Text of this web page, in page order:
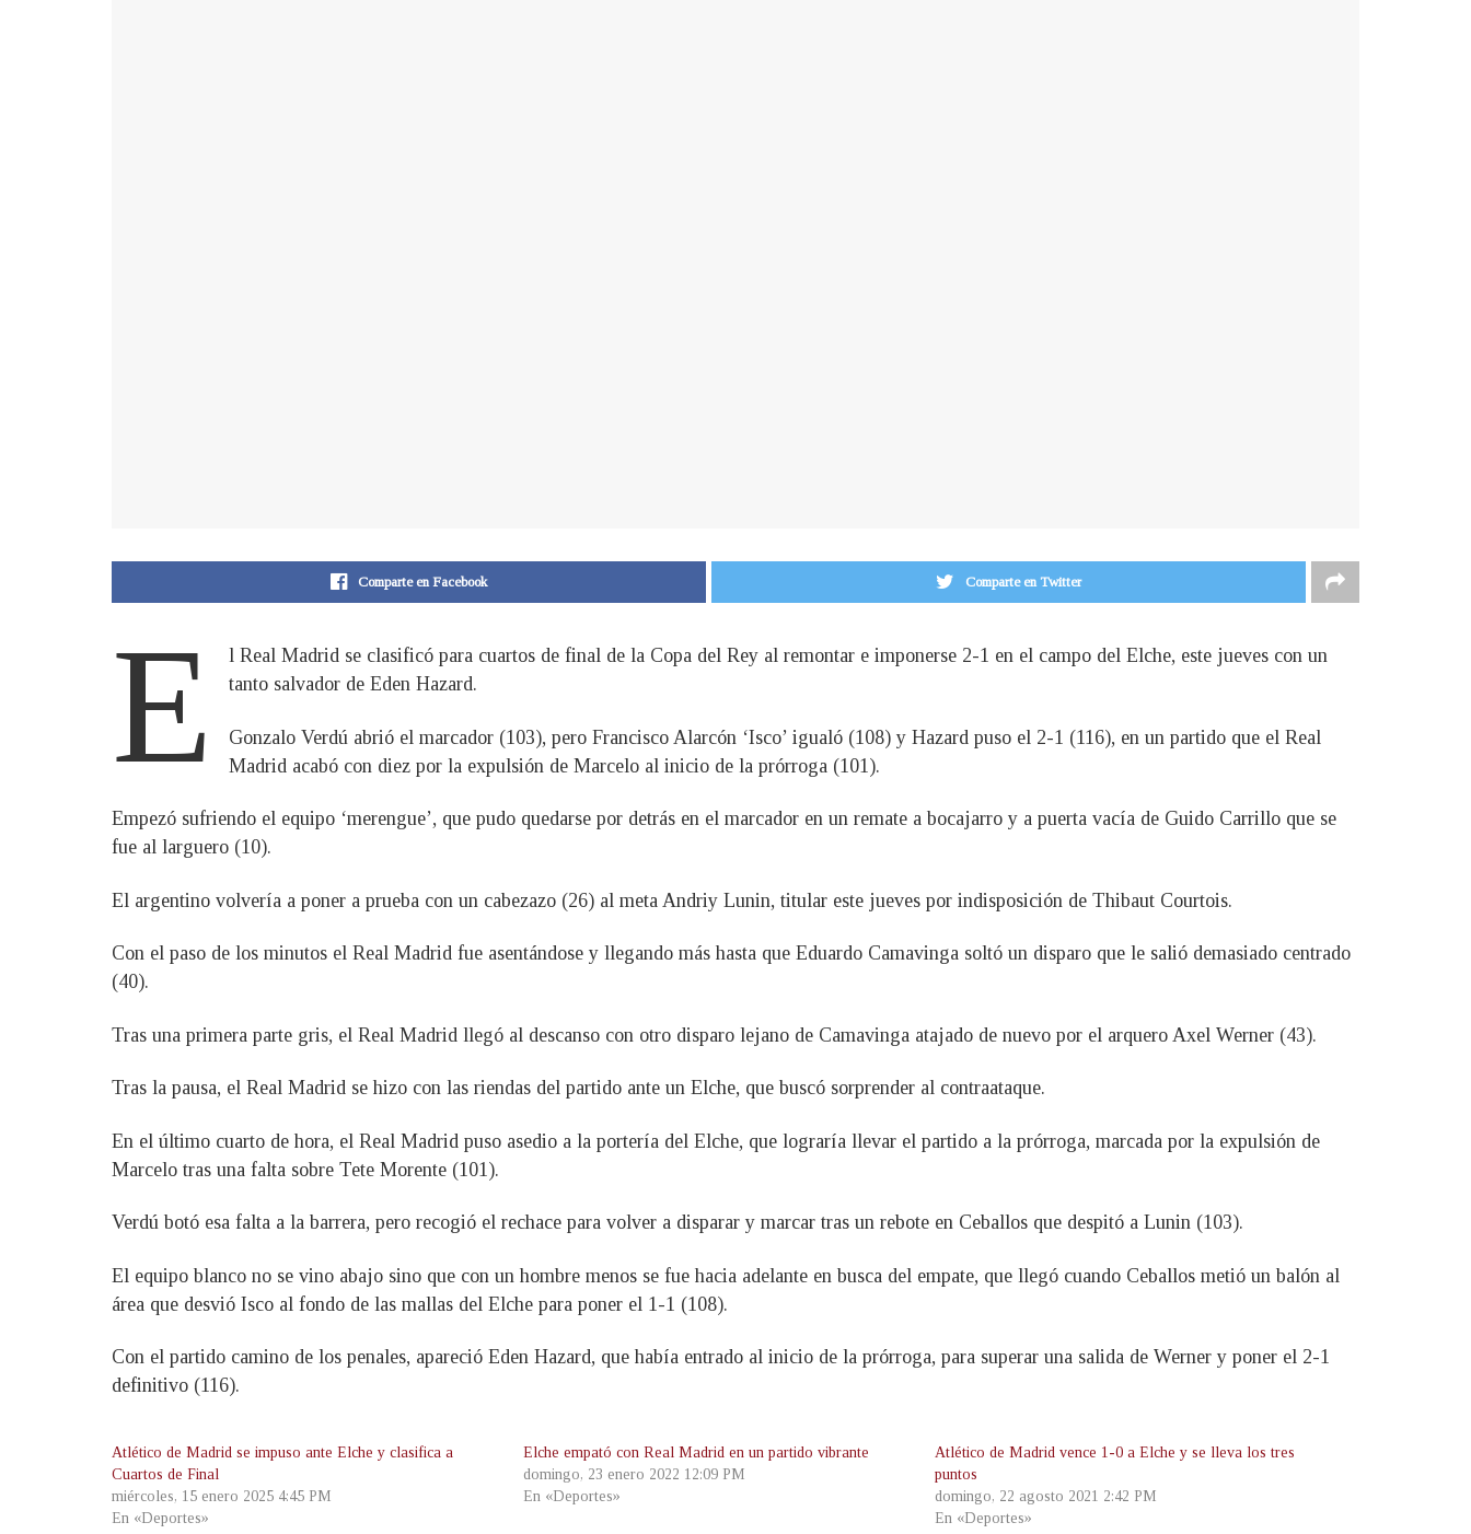
Comparte en Facebook Comparte en Twitter
E
l Real Madrid se clasificó para cuartos de final de la Copa del Rey al remontar e imponerse 2-1 en el campo del Elche, este jueves con un
tanto salvador de Eden Hazard.
Gonzalo Verdú abrió el marcador (103), pero Francisco Alarcón ‘Isco’ igualó (108) y Hazard puso el 2-1 (116), en un partido que el Real
Madrid acabó con diez por la expulsión de Marcelo al inicio de la prórroga (101).
Empezó sufriendo el equipo ‘merengue’, que pudo quedarse por detrás en el marcador en un remate a bocajarro y a puerta vacía de Guido Carrillo que se
fue al larguero (10).
El argentino volvería a poner a prueba con un cabezazo (26) al meta Andriy Lunin, titular este jueves por indisposición de Thibaut Courtois.
Con el paso de los minutos el Real Madrid fue asentándose y llegando más hasta que Eduardo Camavinga soltó un disparo que le salió demasiado centrado
(40).
Tras una primera parte gris, el Real Madrid llegó al descanso con otro disparo lejano de Camavinga atajado de nuevo por el arquero Axel Werner (43).
Tras la pausa, el Real Madrid se hizo con las riendas del partido ante un Elche, que buscó sorprender al contraataque.
En el último cuarto de hora, el Real Madrid puso asedio a la portería del Elche, que lograría llevar el partido a la prórroga, marcada por la expulsión de
Marcelo tras una falta sobre Tete Morente (101).
Verdú botó esa falta a la barrera, pero recogió el rechace para volver a disparar y marcar tras un rebote en Ceballos que despitó a Lunin (103).
El equipo blanco no se vino abajo sino que con un hombre menos se fue hacia adelante en busca del empate, que llegó cuando Ceballos metió un balón al
área que desvió Isco al fondo de las mallas del Elche para poner el 1-1 (108).
Con el partido camino de los penales, apareció Eden Hazard, que había entrado al inicio de la prórroga, para superar una salida de Werner y poner el 2-1
definitivo (116).
Atlético de Madrid se impuso ante Elche y clasifica a
Cuartos de Final
miércoles, 15 enero 2025 4:45 PM
En «Deportes»
Elche empató con Real Madrid en un partido vibrante
domingo, 23 enero 2022 12:09 PM
En «Deportes»
Atlético de Madrid vence 1-0 a Elche y se lleva los tres
puntos
domingo, 22 agosto 2021 2:42 PM
En «Deportes»